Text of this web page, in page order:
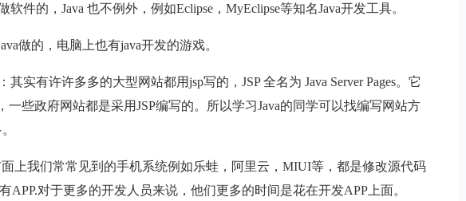
的，Java 也不例外，例如Eclipse，MyEclipse等知名Java开发工具。
做的，电脑上也有java开发的游戏。
有许许多多的大型网站都用jsp写的，JSP 全名为 Java Server Pages。它
些政府网站都是采用JSP编写的。所以学习Java的同学可以找编写网站方
我们常常见到的手机系统例如乐蛙，阿里云，MIUI等，都是修改源代码
APP.对于更多的开发人员来说，他们更多的时间是花在开发APP上面。